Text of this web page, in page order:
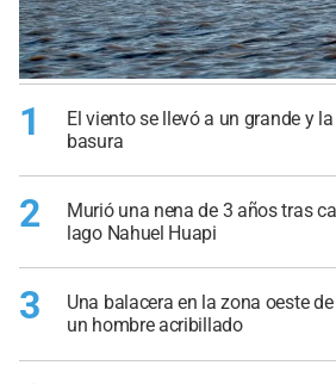
1
El viento se llevó a un grande y
basura
2
Murió una nena de 3 años tras
lago Nahuel Huapi
3
Una balacera en la zona oeste
un hombre acribillado